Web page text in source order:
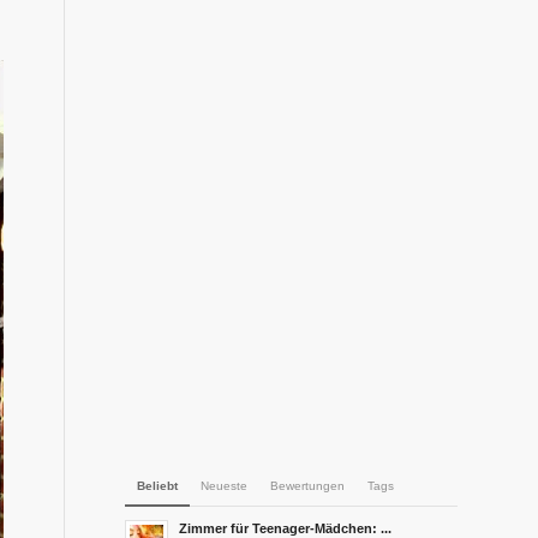
Beliebt Neueste Bewertungen Tags
Zimmer für Teenager-Mädchen: ...